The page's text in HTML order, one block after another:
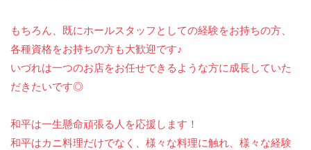
もちろん、既にホールスタッフとしての経験をお持ちの方、
各種資格をお持ちの方も大歓迎です♪
いづれは一つのお店をお任せできるような方に成長していた
だきたいです◎
和平は一生懸命頑張る人を応援します！
和平はカニ料理だけでなく、様々な料理に触れ、様々な経験